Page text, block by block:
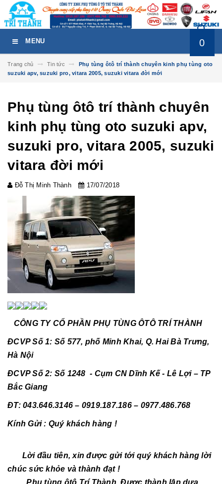
MENU 0
Trang chủ Tin tức
Phụ tùng ôtô trí thành chuyên kinh phụ tùng oto
suzuki apv, suzuki pro, vitara 2005, suzuki vitara đời mới
Phụ tùng ôtô trí thành chuyên
kinh phụ tùng oto suzuki apv,
suzuki pro, vitara 2005, suzuki
vitara đời mới
Đỗ Thị Minh Thành 17/07/2018
CÔNG TY CỔ PHẦN PHỤ TÙNG ÔTÔ TRÍ THÀNH
ĐCVP Số 1: Số 577, phố Minh Khai, Q. Hai Bà Trưng,
Hà Nội
ĐCVP Số 2: Số 1248 - Cụm CN Dĩnh Kế - Lê Lợi – TP
Bắc Giang
ĐT: 043.646.3146 – 0919.187.186 – 0977.486.768
Kính Gửi : Quý khách hàng !
Lời đầu tiên, xin được gửi tới quý khách hàng lời
chúc sức khỏe và thành đạt !